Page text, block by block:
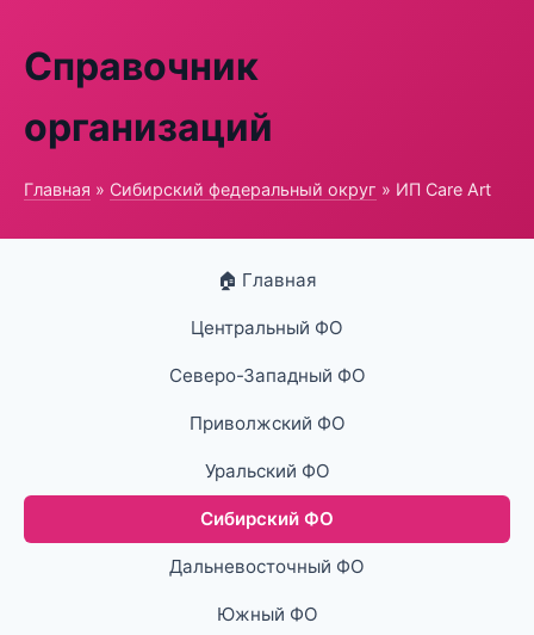
Справочник
организаций
Главная » Сибирский федеральный округ » ИП Care Art
🏠 Главная
Центральный ФО
Северо-Западный ФО
Приволжский ФО
Уральский ФО
Сибирский ФО
Дальневосточный ФО
Южный ФО